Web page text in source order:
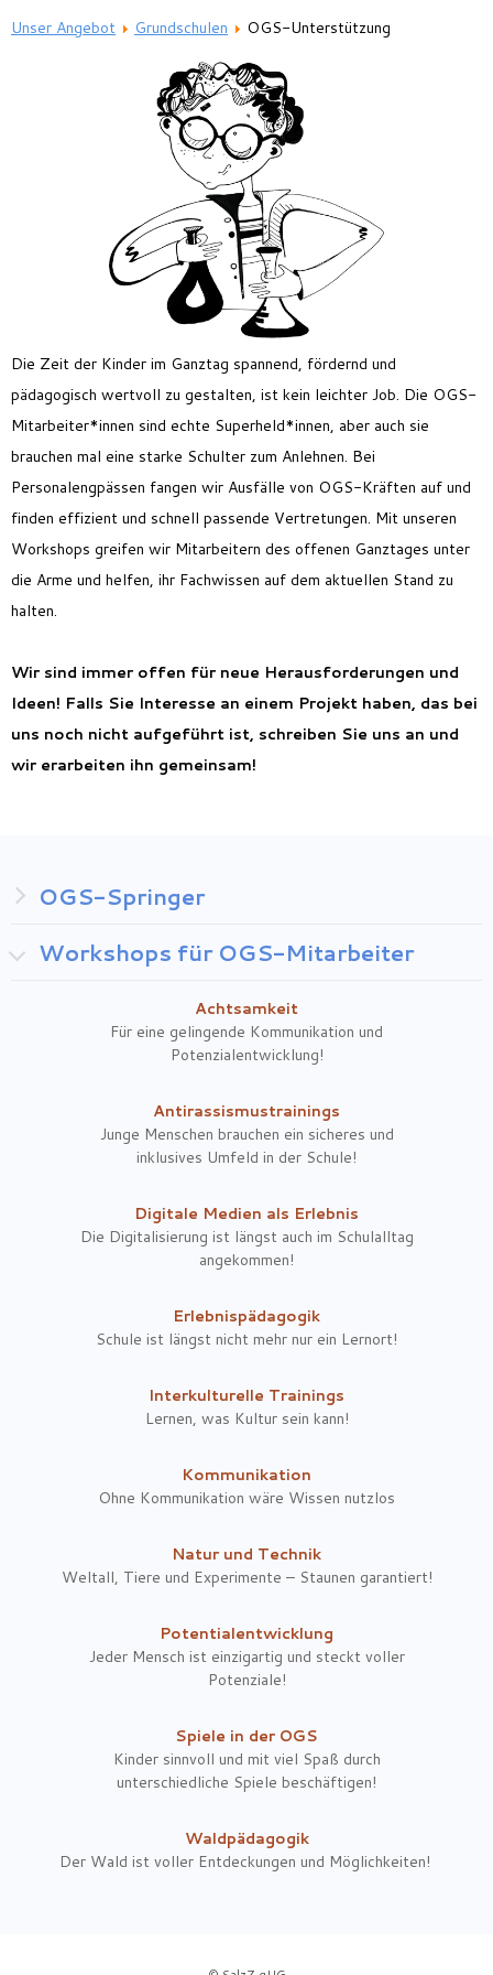
Jobs
Kontakt
Unser Angebot Grundschulen OGS-Unterstützung
Die Zeit der Kinder im Ganztag spannend, fördernd und
pädagogisch wertvoll zu gestalten, ist kein leichter Job. Die OGS-
Mitarbeiter*innen sind echte Superheld*innen, aber auch sie
brauchen mal eine starke Schulter zum Anlehnen. Bei
Personalengpässen fangen wir Ausfälle von OGS-Kräften auf und
finden effizient und schnell passende Vertretungen. Mit unseren
Workshops greifen wir Mitarbeitern des offenen Ganztages unter
die Arme und helfen, ihr Fachwissen auf dem aktuellen Stand zu
halten.
Wir sind immer offen für neue Herausforderungen und
Ideen! Falls Sie Interesse an einem Projekt haben, das bei
uns noch nicht aufgeführt ist, schreiben Sie uns an und
wir erarbeiten ihn gemeinsam!
OGS-Springer
Workshops für OGS-Mitarbeiter
Achtsamkeit
Für eine gelingende Kommunikation und
Potenzialentwicklung!
Antirassismustrainings
Junge Menschen brauchen ein sicheres und
inklusives Umfeld in der Schule!
Digitale Medien als Erlebnis
Die Digitalisierung ist längst auch im Schulalltag
angekommen!
Erlebnispädagogik
Schule ist längst nicht mehr nur ein Lernort!
Interkulturelle Trainings
Lernen, was Kultur sein kann!
Kommunikation
Ohne Kommunikation wäre Wissen nutzlos
Natur und Technik
Weltall, Tiere und Experimente – Staunen garantiert!
Potentialentwicklung
Jeder Mensch ist einzigartig und steckt voller
Potenziale!
Spiele in der OGS
Kinder sinnvoll und mit viel Spaß durch
unterschiedliche Spiele beschäftigen!
Waldpädagogik
Der Wald ist voller Entdeckungen und Möglichkeiten!